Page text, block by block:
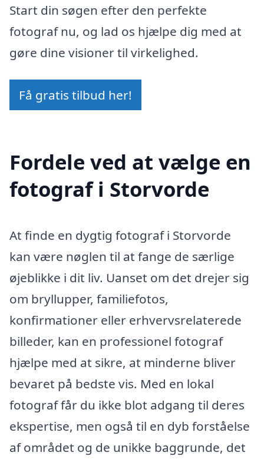
Start din søgen efter den perfekte
fotograf nu, og lad os hjælpe dig med at
gøre dine visioner til virkelighed.
Få gratis tilbud her!
Fordele ved at vælge en
fotograf i Storvorde
At finde en dygtig fotograf i Storvorde
kan være nøglen til at fange de særlige
øjeblikke i dit liv. Uanset om det drejer sig
om bryllupper, familiefotos,
konfirmationer eller erhvervsrelaterede
billeder, kan en professionel fotograf
hjælpe med at sikre, at minderne bliver
bevaret på bedste vis. Med en lokal
fotograf får du ikke blot adgang til deres
ekspertise, men også til en dyb forståelse
af området og de unikke baggrunde, det